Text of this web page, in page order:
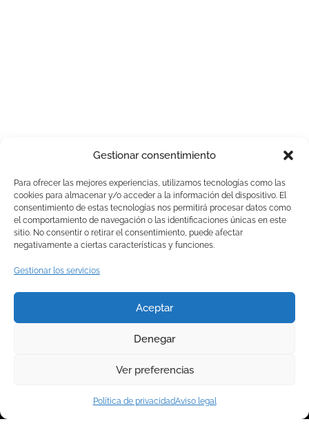
Gestionar consentimiento
Para ofrecer las mejores experiencias, utilizamos tecnologías como las
cookies para almacenar y/o acceder a la información del dispositivo. El
consentimiento de estas tecnologías nos permitirá procesar datos como
el comportamiento de navegación o las identificaciones únicas en este
sitio. No consentir o retirar el consentimiento, puede afectar
negativamente a ciertas características y funciones.
Gestionar los servicios
Aceptar
Denegar
Ver preferencias
Política de privacidadAviso legal
Inicio
Farmacia
romero
Pza. Calvo
Sotelo 1, 03001